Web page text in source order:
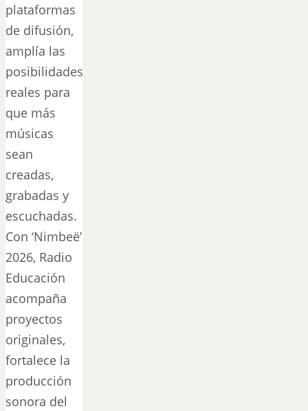
plataformas
de difusión,
amplía las
posibilidades
reales para
que más
músicas
sean
creadas,
grabadas y
escuchadas.
Con ‘Nimbeë’
2026, Radio
Educación
acompaña
proyectos
originales,
fortalece la
producción
sonora del